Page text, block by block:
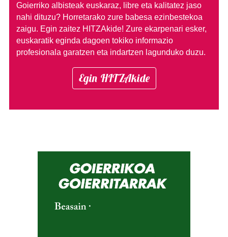
Goierriko albisteak euskaraz, libre eta kalitatez jaso
nahi dituzu? Horretarako zure babesa ezinbestekoa
zaigu. Egin zaitez HITZAkide! Zure ekarpenari esker,
euskaratik eginda dagoen tokiko informazio
profesionala garatzen eta indartzen lagunduko duzu.
Egin HITZAkide